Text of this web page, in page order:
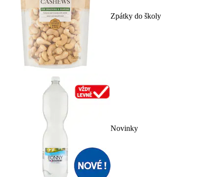
Zpátky do školy
Novinky